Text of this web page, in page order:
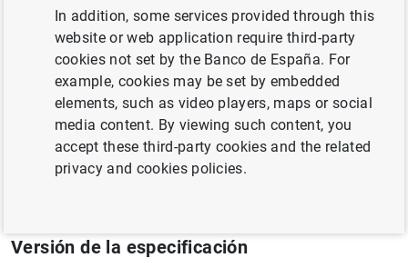
Ámbito de aplicación y objetivo de la
taxonomía
Circular 5-2012
Propietario
Banco de España
Fecha (aaaa-mm-dd)
Versión de la especificación
In addition, some services provided through this
website or web application require third-party
cookies not set by the Banco de España. For
example, cookies may be set by embedded
elements, such as video players, maps or social
media content. By viewing such content, you
accept these third-party cookies and the related
privacy and cookies policies.